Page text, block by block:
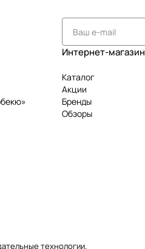
Интернет-магазин
Каталог
Акции
Бренды
Обзоры
технологии.